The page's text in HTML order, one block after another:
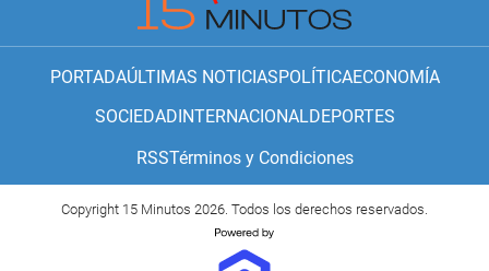
PORTADAÚLTIMAS NOTICIASPOLÍTICAECONOMÍA
SOCIEDAD INTERNACIONALDEPORTES
RSSTérminos y Condiciones
Copyright 15 Minutos 2026. Todos los derechos reservados.